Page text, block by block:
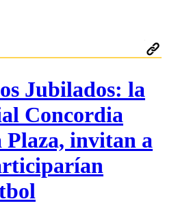
Jubilados: la
Concordia
Plaza, invitan a